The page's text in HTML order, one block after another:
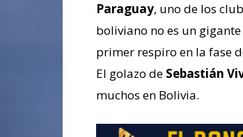
Paraguay, uno de los
boliviano no es un
primer respiro en la fase
El golazo de Sebastián
muchos en Bolivia.